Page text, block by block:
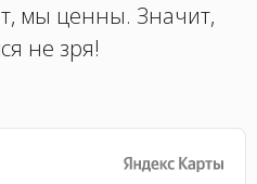
мы ценны. Значит,
не зря!